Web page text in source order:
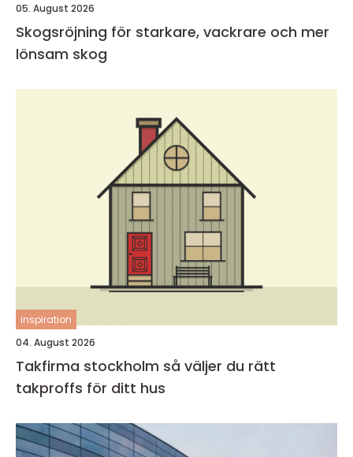
05. August 2026
Skogsröjning för starkare, vackrare och mer
lönsam skog
inspiration
04. August 2026
Takfirma stockholm så väljer du rätt
takproffs för ditt hus